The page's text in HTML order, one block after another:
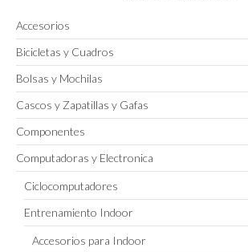
Accesorios
Bicicletas y Cuadros
Bolsas y Mochilas
Cascos y Zapatillas y Gafas
Componentes
Computadoras y Electronica
Ciclocomputadores
Entrenamiento Indoor
Accesorios para Indoor